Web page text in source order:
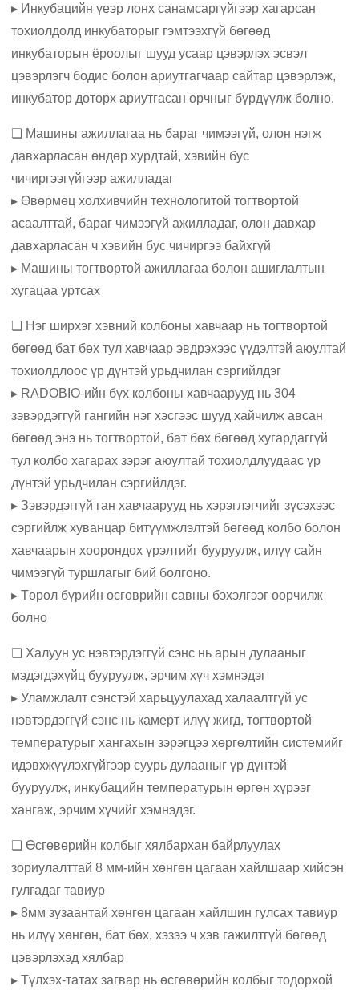
▸ Инкубацийн үеэр лонх санамсаргүйгээр хагарсан
тохиолдолд инкубаторыг гэмтээхгүй бөгөөд
инкубаторын ёроолыг шууд усаар цэвэрлэх эсвэл
цэвэрлэгч бодис болон ариутгагчаар сайтар цэвэрлэж,
инкубатор доторх ариутгасан орчныг бүрдүүлж болно.
❏ Машины ажиллагаа нь бараг чимээгүй, олон нэгж
давхарласан өндөр хурдтай, хэвийн бус
чичиргээгүйгээр ажилладаг
▸ Өвөрмөц холхивчийн технологитой тогтвортой
асаалттай, бараг чимээгүй ажилладаг, олон давхар
давхарласан ч хэвийн бус чичиргээ байхгүй
▸ Машины тогтвортой ажиллагаа болон ашиглалтын
хугацаа уртсах
❏ Нэг ширхэг хэвний колбоны хавчаар нь тогтвортой
бөгөөд бат бөх тул хавчаар эвдрэхээс үүдэлтэй аюултай
тохиолдлоос үр дүнтэй урьдчилан сэргийлдэг
▸ RADOBIO-ийн бүх колбоны хавчаарууд нь 304
зэвэрдэггүй гангийн нэг хэсгээс шууд хайчилж авсан
бөгөөд энэ нь тогтвортой, бат бөх бөгөөд хугардаггүй
тул колбо хагарах зэрэг аюултай тохиолдлуудаас үр
дүнтэй урьдчилан сэргийлдэг.
▸ Зэвэрдэггүй ган хавчаарууд нь хэрэглэгчийг зүсэхээс
сэргийлж хуванцар битүүмжлэлтэй бөгөөд колбо болон
хавчаарын хоорондох үрэлтийг бууруулж, илүү сайн
чимээгүй туршлагыг бий болгоно.
▸ Төрөл бүрийн өсгөврийн савны бэхэлгээг өөрчилж
болно
❏ Халуун ус нэвтэрдэггүй сэнс нь арын дулааныг
мэдэгдэхүйц бууруулж, эрчим хүч хэмнэдэг
▸ Уламжлалт сэнстэй харьцуулахад халаалтгүй ус
нэвтэрдэггүй сэнс нь камерт илүү жигд, тогтвортой
температурыг хангахын зэрэгцээ хөргөлтийн системийг
идэвхжүүлэхгүйгээр суурь дулааныг үр дүнтэй
бууруулж, инкубацийн температурын өргөн хүрээг
хангаж, эрчим хүчийг хэмнэдэг.
❏ Өсгөвөрийн колбыг хялбархан байрлуулах
зориулалттай 8 мм-ийн хөнгөн цагаан хайлшаар хийсэн
гулгадаг тавиур
▸ 8мм зузаантай хөнгөн цагаан хайлшин гулсах тавиур
нь илүү хөнгөн, бат бөх, хэзээ ч хэв гажилтгүй бөгөөд
цэвэрлэхэд хялбар
▸ Түлхэх-татах загвар нь өсгөвөрийн колбыг тодорхой